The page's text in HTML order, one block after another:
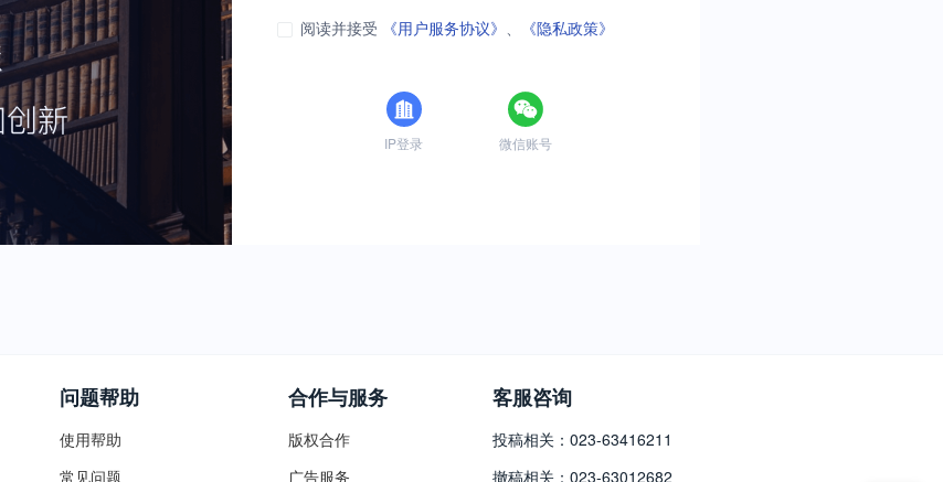
阅读并接受 《用户服务协议》 、 《隐私政策》
IP登录 微信账号
问题帮助
使用帮助
常见问题
合作与服务
版权合作
广告服务
客服咨询
投稿相关：023-63416211
撤稿相关：023-63012682